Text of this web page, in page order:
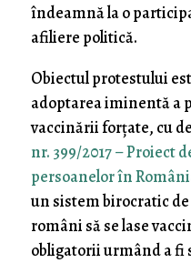
îndeamnă la o
afiliere politică.
Obiectul protestului
adoptarea iminentă a
vaccinării forţate, cu
nr. 399/2017 – Proiect
persoanelor în
un sistem birocratic
români să se lase
obligatorii urmând a